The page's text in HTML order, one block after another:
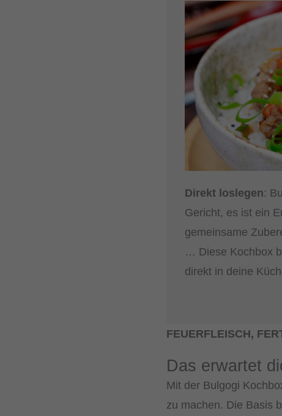
Direkt loslegen:
Gericht, es ist ein
gemeinsame
… Diese Kochbox
direkt in deine
FEUERFLEISCH,
Das erwartet
Mit der Bulgogi
zu machen. Die Basis